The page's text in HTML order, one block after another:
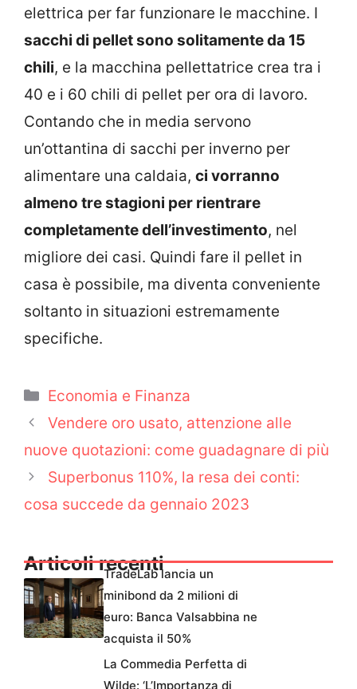
elettrica per far funzionare le macchine. I
sacchi di pellet sono solitamente da 15
chili, e la macchina pellettatrice crea tra i
40 e i 60 chili di pellet per ora di lavoro.
Contando che in media servono
un’ottantina di sacchi per inverno per
alimentare una caldaia, ci vorranno
almeno tre stagioni per rientrare
completamente dell’investimento, nel
migliore dei casi. Quindi fare il pellet in
casa è possibile, ma diventa conveniente
soltanto in situazioni estremamente
specifiche.
Categorie
Economia e Finanza
Vendere oro usato, attenzione alle
nuove quotazioni: come guadagnare di più
Superbonus 110%, la resa dei conti:
cosa succede da gennaio 2023
Articoli recenti
TradeLab lancia un
minibond da 2 milioni di
euro: Banca Valsabbina ne
acquista il 50%
La Commedia Perfetta di
Wilde: ‘L’Importanza di